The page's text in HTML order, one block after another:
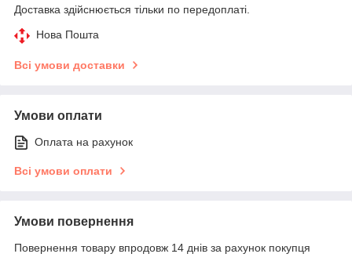
Доставка здійснюється тільки по передоплаті.
Нова Пошта
Всі умови доставки
Умови оплати
Оплата на рахунок
Всі умови оплати
Умови повернення
Повернення товару впродовж 14 днів за рахунок покупця